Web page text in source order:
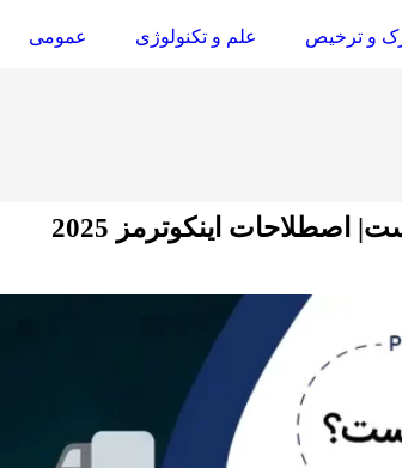
و ترخیص علم و تکنولوژی عمومی
اصطلاحات اینکوترمز 2025